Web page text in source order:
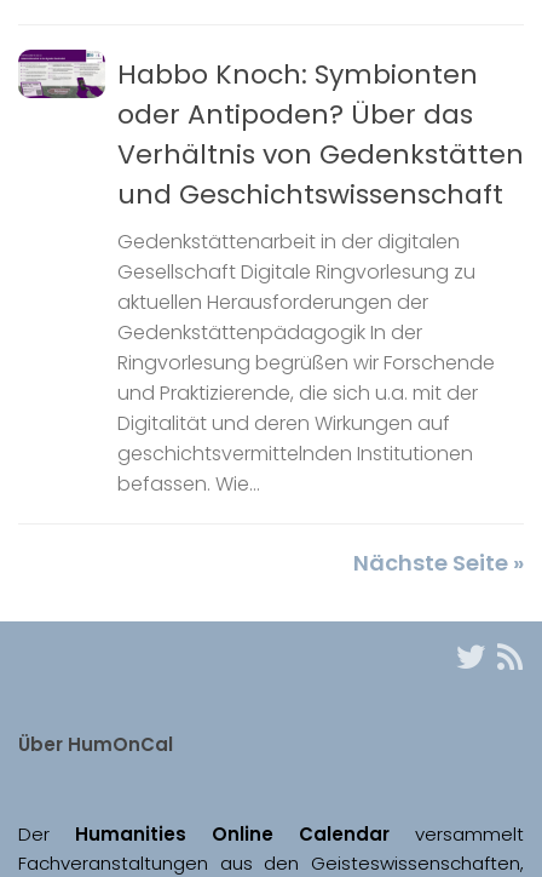
Habbo Knoch: Symbionten
oder Antipoden? Über das
Verhältnis von Gedenkstätten
und Geschichtswissenschaft
Gedenkstättenarbeit in der digitalen
Gesellschaft Digitale Ringvorlesung zu
aktuellen Herausforderungen der
Gedenkstättenpädagogik In der
Ringvorlesung begrüßen wir Forschende
und Praktizierende, die sich u.a. mit der
Digitalität und deren Wirkungen auf
geschichtsvermittelnden Institutionen
befassen. Wie...
Nächste Seite »
Über HumOnCal
Der Humanities Online Calendar versammelt
Fachveranstaltungen aus den Geisteswissenschaften,